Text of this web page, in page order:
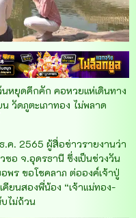
นหยุดคึกคัก คอหวยแห่เดินทาง
วัดภูตะเภาทอง ไม่พลาด
ธ.ค. 2565 ผู้สื่อข่าวรายงานว่า
ซอ จ.อุดรธานี ซึ่งเป็นช่วงวัน
พร ขอโชคลาภ ต่อองค์เจ้าปู่
คียนสองพี่น้อง “เจ้าแม่ทอง-
ไม่ถ้วน